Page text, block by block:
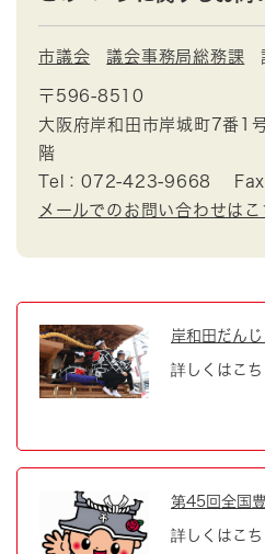
市議会 議会事務局総務課
〒596-8510
大阪府岸和田市岸城町7番1
階
Tel：072-423-9668
メールでのお問い合わせはこ
岸和田だんじ
詳しくはこち
第45回全国
詳しくはこち